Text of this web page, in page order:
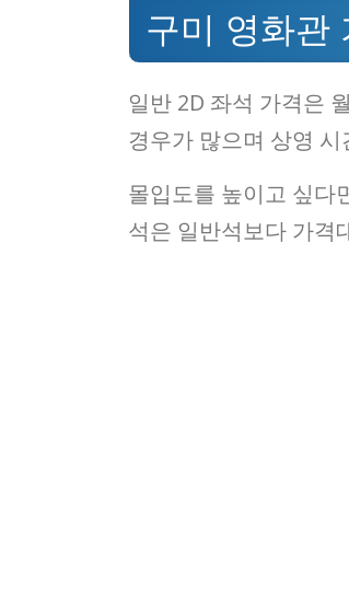
구미 영화관
일반 2D 좌석 가격은
경우가 많으며 상영
몰입도를 높이고 싶다
석은 일반석보다 가격